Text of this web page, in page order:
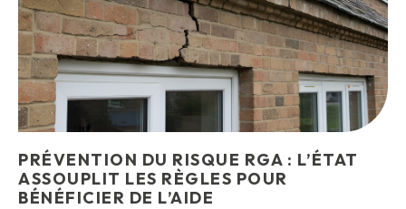
PRÉVENTION DU RISQUE RGA : L’ÉTAT
ASSOUPLIT LES RÈGLES POUR
BÉNÉFICIER DE L’AIDE